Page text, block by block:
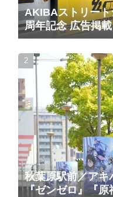
AKIBAストリー
周年記念 広告掲載
秋葉原駅前／ア
『ゼンゼロ』『原